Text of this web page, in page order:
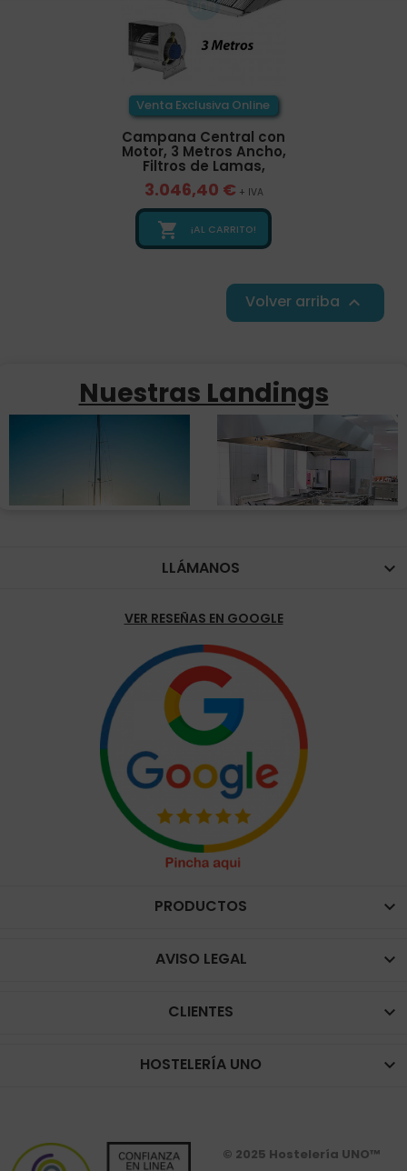
Venta Exclusiva Online
Campana Central con
Motor, 3 Metros Ancho,
Filtros de Lamas,
3.046,40 € + IVA
 ¡AL CARRITO!
Volver arriba 
Nuestras Landings
LLÁMANOS 
VER RESEÑAS EN GOOGLE
PRODUCTOS 
AVISO LEGAL 
CLIENTES 
HOSTELERÍA UNO 
© 2025 Hostelería UNO™